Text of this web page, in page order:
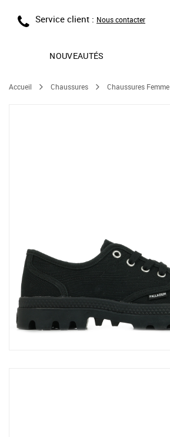
Service client : Nous contacter
NOUVEAUTÉS
Accueil Chaussures Chaussures Femme